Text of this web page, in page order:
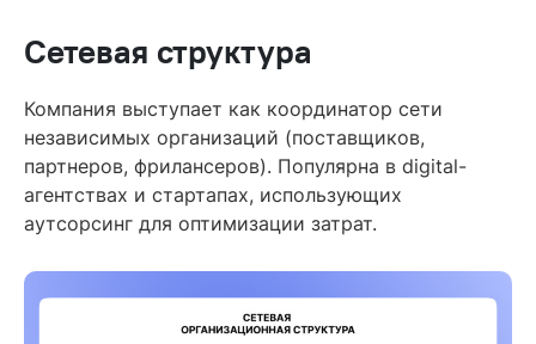
Сетевая структура
Компания выступает как координатор сети
независимых организаций (поставщиков,
партнеров, фрилансеров). Популярна в digital-
агентствах и стартапах, использующих
аутсорсинг для оптимизации затрат.